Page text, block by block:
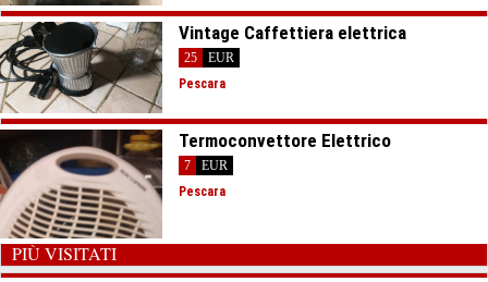
Vintage Caffettiera elettrica
25
EUR
Pescara
Termoconvettore Elettrico
7
EUR
Pescara
PIÙ VISITATI